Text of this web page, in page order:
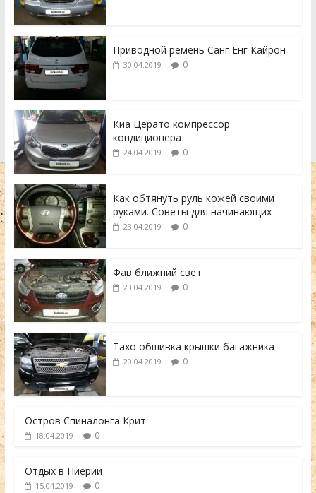
Приводной ремень Санг Енг Кайрон
30.04.2019 0
Киа Церато компрессор
кондиционера
24.04.2019 0
Как обтянуть руль кожей своими
руками. Советы для начинающих
23.04.2019 0
Фав ближний свет
23.04.2019 0
Тахо обшивка крышки багажника
20.04.2019 0
Остров Спиналонга Крит
18.04.2019 0
Отдых в Пиерии
15.04.2019 0